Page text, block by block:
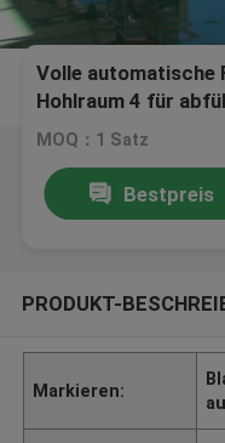
Volle automatische
Hohlraum 4 für
MOQ：1 Satz
Bestpreis
PRODUKT-
Markieren: